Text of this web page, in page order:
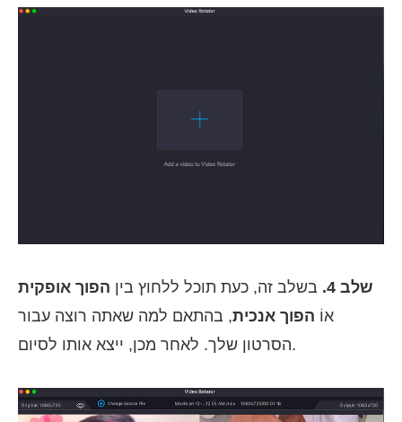
שלב 4. בשלב זה, כעת תוכל ללחוץ בין הפוך אופקית
אוֹ הפוך אנכית, בהתאם למה שאתה רוצה עבור
הסרטון שלך. לאחר מכן, ייצא אותו לסיום.